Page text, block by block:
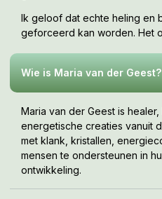
Ik geloof dat echte heling en
geforceerd kan worden. Het
Wie is Maria van der Geest?
Maria van der Geest is
energetische creaties vanuit
met klank, kristallen,
mensen te ondersteunen in
ontwikkeling.